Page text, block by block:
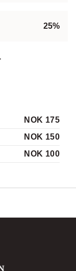
25%
NOK 175
NOK 150
NOK 100